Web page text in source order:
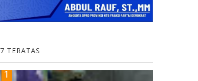
7 TERATAS
1